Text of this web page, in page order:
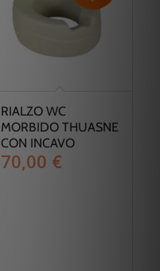
RIALZO WC
MORBIDO THUASNE
CON INCAVO
70,00 €